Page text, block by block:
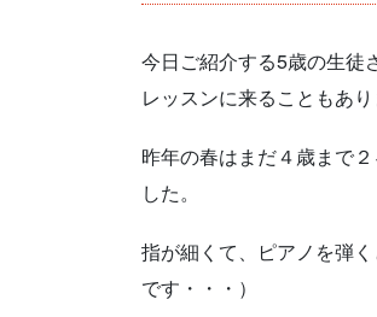
今日ご紹介する5歳の生徒
レッスンに来ることもあり
昨年の春はまだ４歳まで
した。
指が細くて、ピアノを弾
です・・・）